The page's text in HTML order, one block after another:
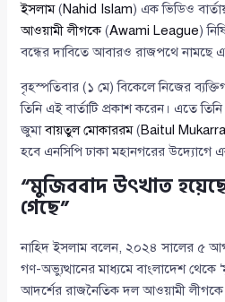
ইসলাম(Nahid Islam) এক ভিডিও
আওয়ামী লীগকে(Awami League)
বন্ধের দাবিতে আবারও রাজপথে নামছে
বৃহস্পতিবার (১ মে) বিকেলে নিজের
তিনি এই বার্তাটি প্রকাশ করেন। এতে
জুমাবায়তুল মোকাররম(Baitul
হবে এনসিপি ঢাকা মহানগরের উদ্যোগে
“মুজিববাদ উৎখাত
গেছে”
নাহিদ ইসলাম বলেন, ২০২৪ সালের ৫
গণ-অভ্যুত্থানের মাধ্যমে বাংলাদেশ থেকে
আদর্শের রাজনৈতিক দল আওয়ামী লীগকে